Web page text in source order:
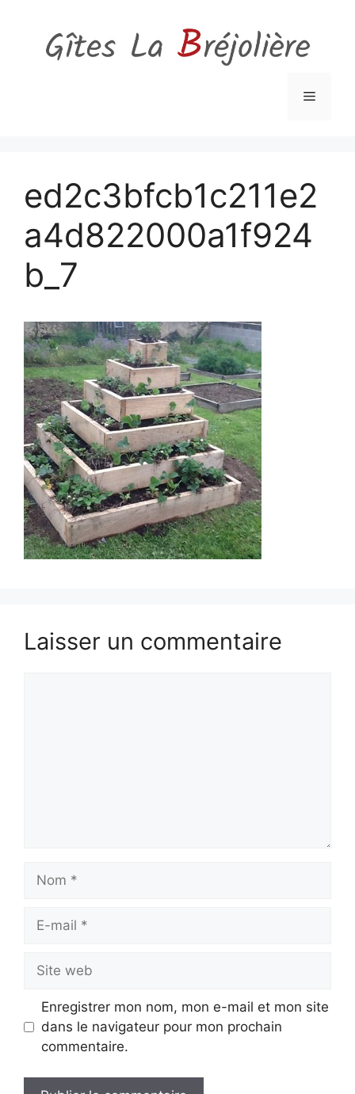
contenu
Menu
ed2c3bfcb1c211e2
a4d822000a1f924
b_7
Laisser un commentaire
Nom
Site
web
Enregistrer mon nom, mon e-mail et mon site
dans le navigateur pour mon prochain
commentaire.